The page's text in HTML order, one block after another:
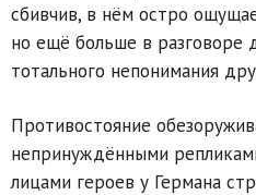
сбивчив, в нём остро
но ещё больше в разговоре
тотального непонимания
Противостояние
непринуждёнными
лицами героев у Германа